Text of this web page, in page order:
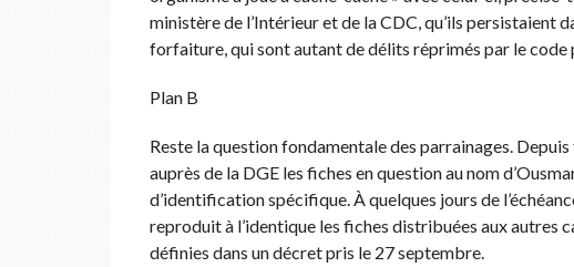
ministère de l’Intérieur et de la CDC, qu’ils
forfaiture, qui sont autant de délits réprimés par le code
Plan B
Reste la question fondamentale des parrainages.
auprès de la DGE les fiches en question au nom
d’identification spécifique. À quelques jours de
reproduit à l’identique les fiches distribuées aux autres
définies dans un décret pris le 27 septembre.